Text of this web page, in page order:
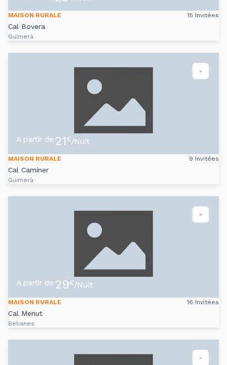
MAISON RURALE 15 Invitées
Cal Bovera
Guimerà
-
A partir de 21€/Nuit
MAISON RURALE 9 Invitées
Cal Caminer
Guimerà
-
A partir de 29€/Nuit
MAISON RURALE 16 Invitées
Cal Menut
Belianes
-